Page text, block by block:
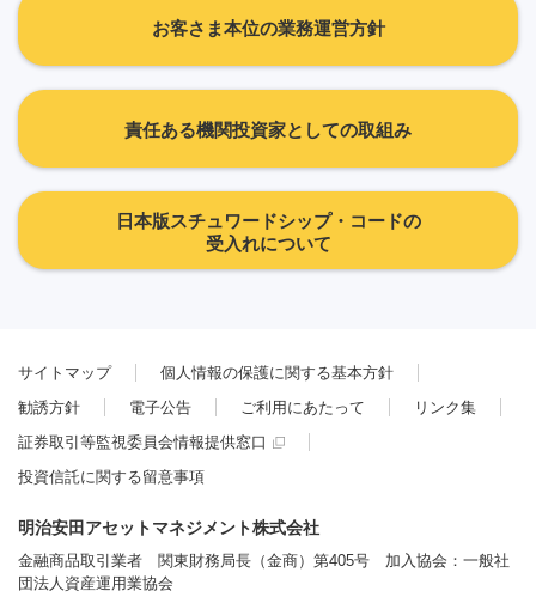
お客さま本位の業務運営方針
責任ある機関投資家としての取組み
日本版スチュワードシップ・コードの
受入れについて
サイトマップ
個人情報の保護に関する基本方針
勧誘方針
電子公告 ご利用にあたって
リンク集
証券取引等監視委員会情報提供窓口
投資信託に関する留意事項
明治安田アセットマネジメント株式会社
金融商品取引業者 関東財務局長（金商）第405号 加入協会：一般社
団法人資産運用業協会